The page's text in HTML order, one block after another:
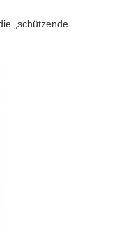
„schützende